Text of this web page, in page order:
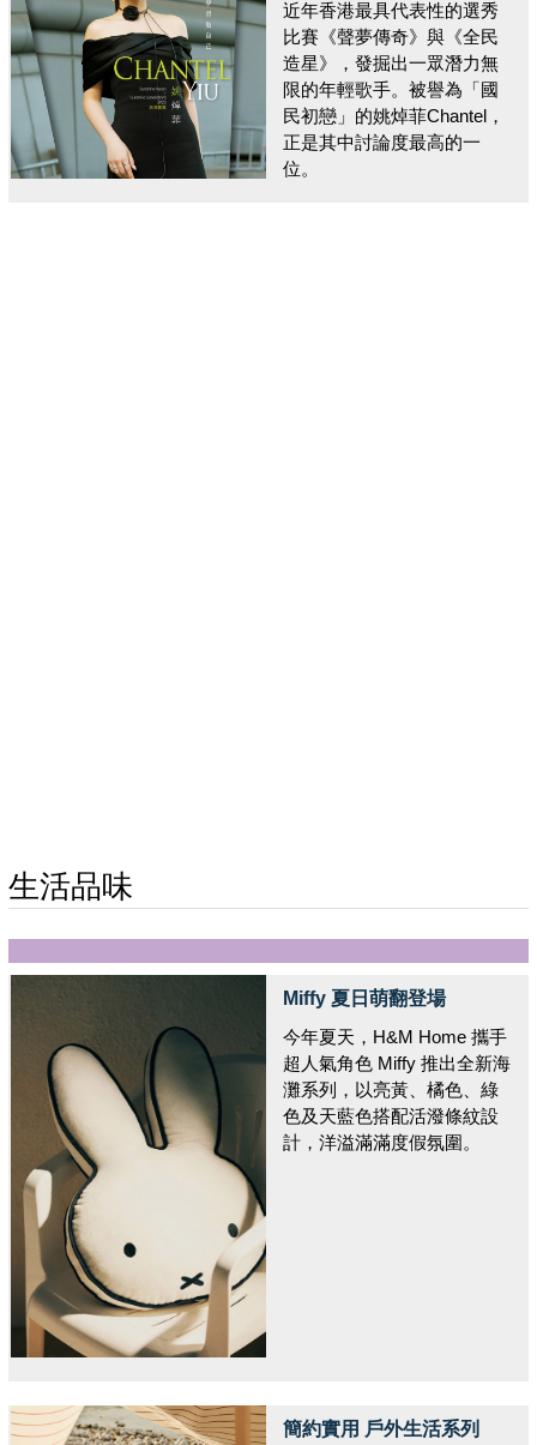
近年香港最具代表性的選秀
比賽《聲夢傳奇》與《全民
造星》，發掘出一眾潛力無
限的年輕歌手。被譽為「國
民初戀」的姚焯菲Chantel，
正是其中討論度最高的一
位。
生活品味
Miffy 夏日萌翻登場
今年夏天，H&M Home 攜手
超人氣角色 Miffy 推出全新海
灘系列，以亮黃、橘色、綠
色及天藍色搭配活潑條紋設
計，洋溢滿滿度假氛圍。
簡約實用 戶外生活系列